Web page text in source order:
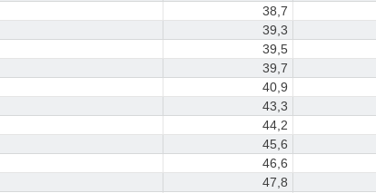
38,7
39,3
39,5
39,7
40,9
43,3
44,2
45,6
46,6
47,8